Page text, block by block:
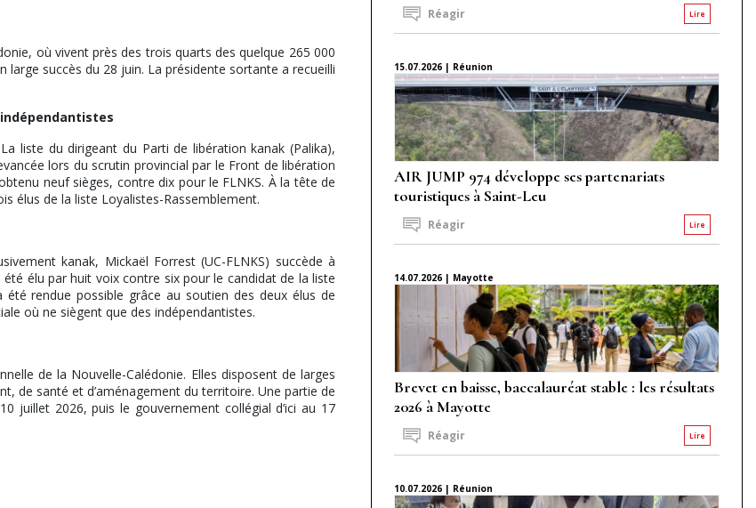
où vivent près des trois quarts des quelque 265 000
large succès du 28 juin. La présidente sortante a recueilli
liste du dirigeant du Parti de libération kanak (Palika),
lors du scrutin provincial par le Front de libération
neuf sièges, contre dix pour le FLNKS. À la tête de
élus de la liste Loyalistes-Rassemblement.
kanak, Mickaël Forrest (UC-FLNKS) succède à
élu par huit voix contre six pour le candidat de la liste
rendue possible grâce au soutien des deux élus de
où ne siègent que des indépendantistes.
de la Nouvelle-Calédonie. Elles disposent de larges
de santé et d’aménagement du territoire. Une partie de
juillet 2026, puis le gouvernement collégial d’ici au 17
Lire
Réagir
15.07.2026 | Réunion
AIR JUMP 974 développe ses partenariats
touristiques à Saint-Leu
Lire
Réagir
14.07.2026 | Mayotte
Brevet en baisse, baccalauréat stable : les résultats
2026 à Mayotte
Lire
Réagir
10.07.2026 | Réunion